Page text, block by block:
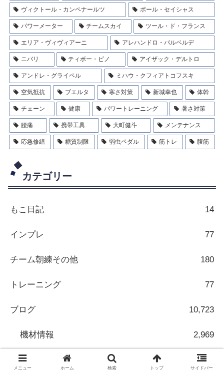
ヴィクトール・カンペナールツ ポール・セイシャス
パワーメーター チームスカイ ツール・ド・フランス
エリア・ヴィヴィアーニ アレハンドロ・バルベルデ
ニバリ ティボー・ピノ アイザック・デルトロ
アンドレ・グライペル ミハウ・クフィアトコフスキ
空気抵抗 ブエルタ 寒さ対策 新城幸也 体幹
チェーン 健康 パワートレーニング 暑さ対策
腰痛 携帯工具 大町健斗 メンテナンス
応急修繕 糖質制限 弱虫ペダル 筋トレ 腹筋
カテゴリー
もこ日記 14
インプレ 77
チーム朝練その他 180
トレーニング 77
ブログ 10,723
機材情報 2,969
海外情報 7,543
メニュー ホーム 検索 トップ サイドバー